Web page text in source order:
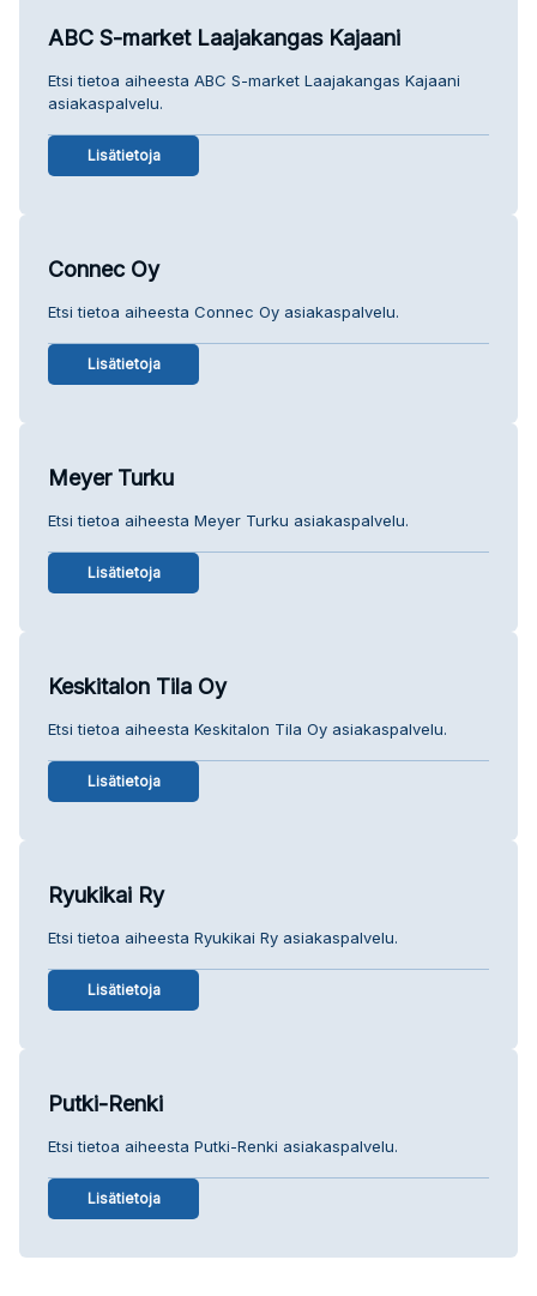
ABC S-market Laajakangas Kajaani
Etsi tietoa aiheesta ABC S-market Laajakangas Kajaani
asiakaspalvelu.
Lisätietoja
Connec Oy
Etsi tietoa aiheesta Connec Oy asiakaspalvelu.
Lisätietoja
Meyer Turku
Etsi tietoa aiheesta Meyer Turku asiakaspalvelu.
Lisätietoja
Keskitalon Tila Oy
Etsi tietoa aiheesta Keskitalon Tila Oy asiakaspalvelu.
Lisätietoja
Ryukikai Ry
Etsi tietoa aiheesta Ryukikai Ry asiakaspalvelu.
Lisätietoja
Putki-Renki
Etsi tietoa aiheesta Putki-Renki asiakaspalvelu.
Lisätietoja